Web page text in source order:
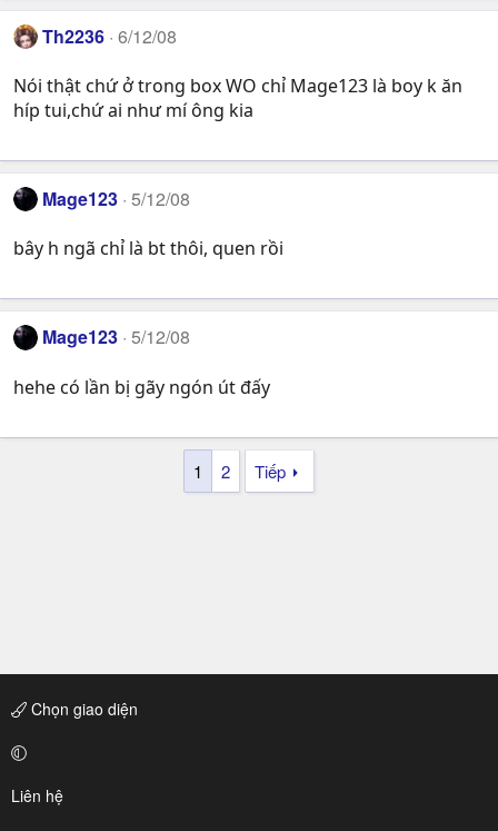
Th2236 6/12/08
Nói thật chứ ở trong box WO chỉ Mage123 là boy k ăn
híp tui,chứ ai như mí ông kia
Mage123 5/12/08
bây h ngã chỉ là bt thôi, quen rồi
Mage123 5/12/08
hehe có lần bị gãy ngón út đấy
1 2 Tiếp
Chọn giao diện
Liên hệ